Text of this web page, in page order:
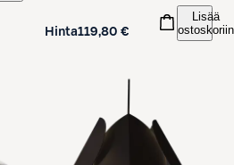
Hinta119,80 €
Lisää
ostoskoriin